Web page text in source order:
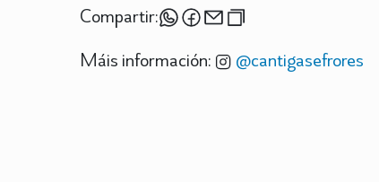
Compartir:
Máis información:
@cantigasefrores